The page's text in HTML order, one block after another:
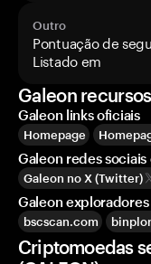
Outro
Pontuação de
Listado em
Galeon
Galeon links oficiais
Homepage
Galeon redes
Galeon no X (Twitter)
Galeon
bscscan.com
Criptomoedas